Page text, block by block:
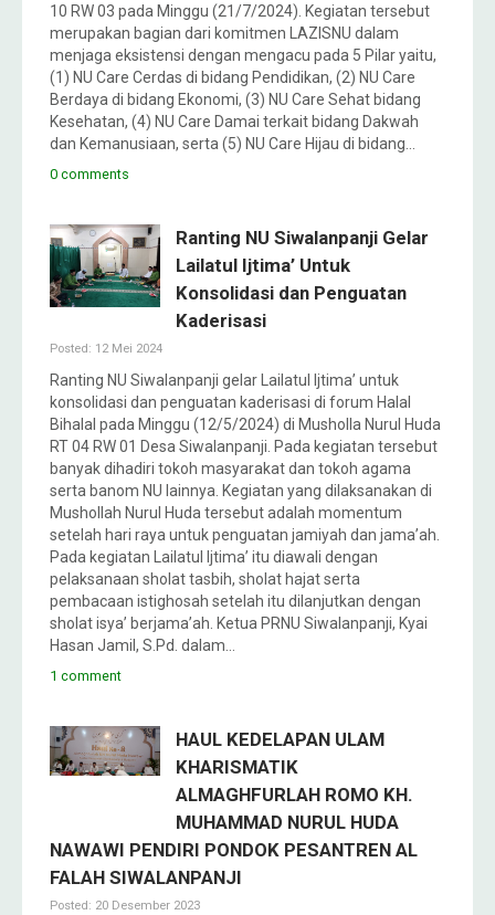
10 RW 03 pada Minggu (21/7/2024). Kegiatan tersebut
merupakan bagian dari komitmen LAZISNU dalam
menjaga eksistensi dengan mengacu pada 5 Pilar yaitu,
(1) NU Care Cerdas di bidang Pendidikan, (2) NU Care
Berdaya di bidang Ekonomi, (3) NU Care Sehat bidang
Kesehatan, (4) NU Care Damai terkait bidang Dakwah
dan Kemanusiaan, serta (5) NU Care Hijau di bidang…
0 comments
Ranting NU Siwalanpanji Gelar
Lailatul Ijtima’ Untuk
Konsolidasi dan Penguatan
Kaderisasi
Posted: 12 Mei 2024
Ranting NU Siwalanpanji gelar Lailatul Ijtima’ untuk
konsolidasi dan penguatan kaderisasi di forum Halal
Bihalal pada Minggu (12/5/2024) di Musholla Nurul Huda
RT 04 RW 01 Desa Siwalanpanji. Pada kegiatan tersebut
banyak dihadiri tokoh masyarakat dan tokoh agama
serta banom NU lainnya. Kegiatan yang dilaksanakan di
Mushollah Nurul Huda tersebut adalah momentum
setelah hari raya untuk penguatan jamiyah dan jama’ah.
Pada kegiatan Lailatul Ijtima’ itu diawali dengan
pelaksanaan sholat tasbih, sholat hajat serta
pembacaan istighosah setelah itu dilanjutkan dengan
sholat isya’ berjama’ah. Ketua PRNU Siwalanpanji, Kyai
Hasan Jamil, S.Pd. dalam…
1 comment
HAUL KEDELAPAN ULAM
KHARISMATIK
ALMAGHFURLAH ROMO KH.
MUHAMMAD NURUL HUDA
NAWAWI PENDIRI PONDOK PESANTREN AL
FALAH SIWALANPANJI
Posted: 20 Desember 2023